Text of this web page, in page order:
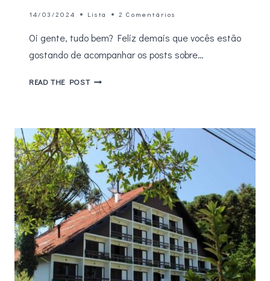
14/03/2024 Lista 2 Comentários
Oi gente, tudo bem? Feliz demais que vocês estão
gostando de acompanhar os posts sobre…
READ THE POST5
PASSEAR
EM
GRAMADO